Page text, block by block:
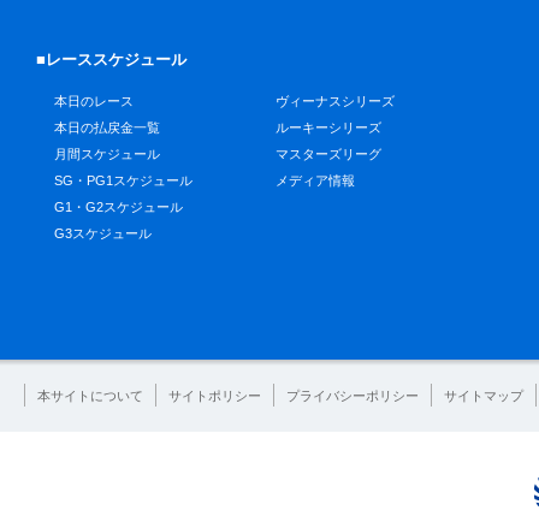
■レーススケジュール
本日のレース
本日の払戻金一覧
月間スケジュール
SG・PG1スケジュール
G1・G2スケジュール
G3スケジュール
ヴィーナスシリーズ
ルーキーシリーズ
マスターズリーグ
メディア情報
本サイトについて サイトポリシー プライバシーポリシー サイトマップ